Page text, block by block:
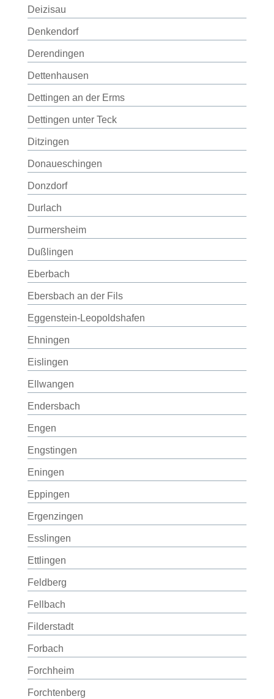
Deizisau
Denkendorf
Derendingen
Dettenhausen
Dettingen an der Erms
Dettingen unter Teck
Ditzingen
Donaueschingen
Donzdorf
Durlach
Durmersheim
Dußlingen
Eberbach
Ebersbach an der Fils
Eggenstein-Leopoldshafen
Ehningen
Eislingen
Ellwangen
Endersbach
Engen
Engstingen
Eningen
Eppingen
Ergenzingen
Esslingen
Ettlingen
Feldberg
Fellbach
Filderstadt
Forbach
Forchheim
Forchtenberg